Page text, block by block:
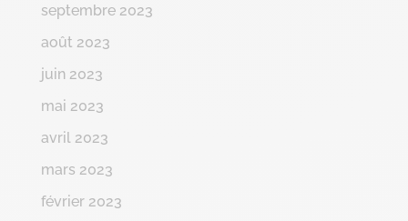
septembre 2023
août 2023
juin 2023
mai 2023
avril 2023
mars 2023
février 2023